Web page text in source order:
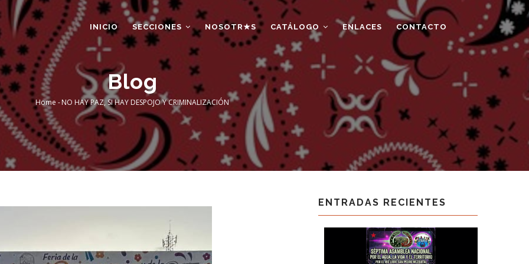
INICIO SECCIONES NOSOTR★S CATÁLOGO ENLACES CONTACTO
Blog
Breadcrumb
Home -NO HAY PAZ, SI HAY DESPOJO Y CRIMINALIZACIÓN
ENTRADAS RECIENTES